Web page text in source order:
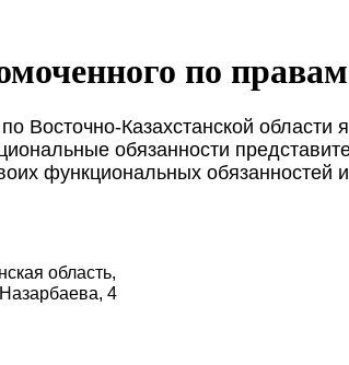
по
Восточно-Казахстанской
обязанности
функциональных
область,
4